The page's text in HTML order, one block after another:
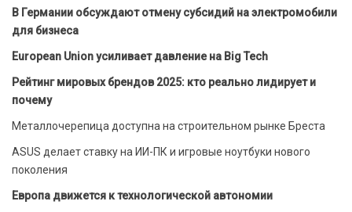
В Германии обсуждают отмену субсидий на электромобили
для бизнеса
European Union усиливает давление на Big Tech
Рейтинг мировых брендов 2025: кто реально лидирует и
почему
Металлочерепица доступна на строительном рынке Бреста
ASUS делает ставку на ИИ-ПК и игровые ноутбуки нового
поколения
Европа движется к технологической автономии